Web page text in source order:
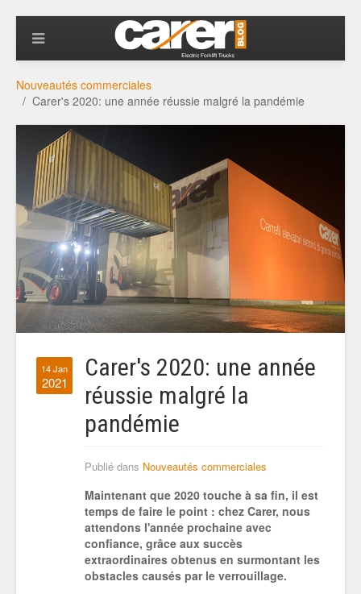
Nouveautés commerciales
Carer's 2020: une année réussie malgré la pandémie
14 Jan
2021
Carer's 2020: une année
réussie malgré la
pandémie
Publié dans Nouveautés commerciales
Maintenant que 2020 touche à sa fin, il est
temps de faire le point : chez Carer, nous
attendons l'année prochaine avec
confiance, grâce aux succès
extraordinaires obtenus en surmontant les
obstacles causés par le verrouillage.